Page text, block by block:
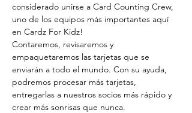
considerado unirse a Card Counting Crew,
uno de los equipos más importantes aquí
en Cardz For Kidz!
Contaremos, revisaremos y
empaquetaremos las tarjetas que se
enviarán a todo el mundo. Con su ayuda,
podremos procesar más tarjetas,
entregarlas a nuestros socios más rápido y
crear más sonrisas que nunca.